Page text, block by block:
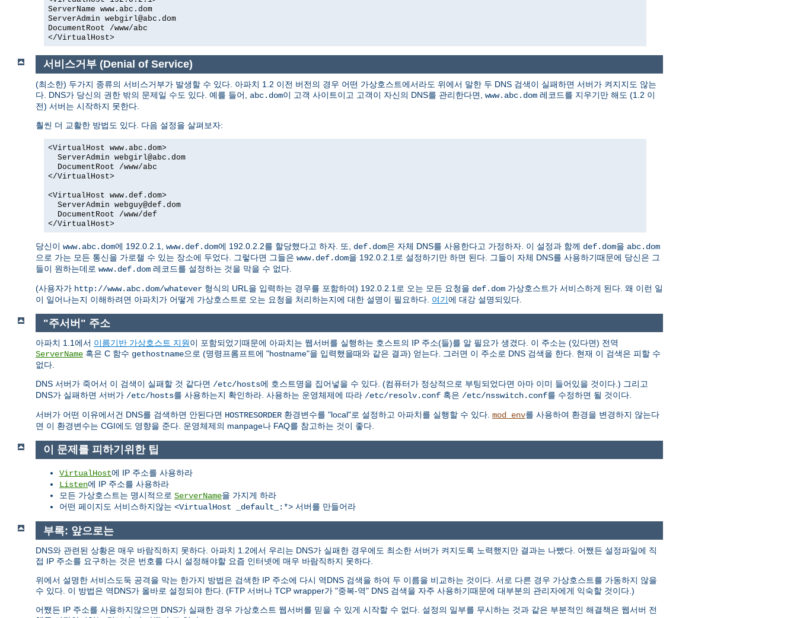
ServerName www.abc.dom
ServerAdmin webgirl@abc.dom
DocumentRoot /www/abc
</VirtualHost>
서비스거부 (Denial of Service)
(최소한) 두가지 종류의 서비스거부가 발생할 수 있다. 아파치 1.2 이전 버전의 경우 어떤 가상호스트에서라도 위에서 말한 두 DNS 검색이 실패하면 서버가 켜지지도 않는
다. DNS가 당신의 권한 밖의 문제일 수도 있다. 예를 들어, abc.dom이 고객 사이트이고 고객이 자신의 DNS를 관리한다면, www.abc.dom 레코드를 지우기만 해도 (1.2 이
전) 서버는 시작하지 못한다.
훨씬 더 교활한 방법도 있다. 다음 설정을 살펴보자:
<VirtualHost www.abc.dom>
ServerAdmin webgirl@abc.dom
DocumentRoot /www/abc
</VirtualHost>
<VirtualHost www.def.dom>
ServerAdmin webguy@def.dom
DocumentRoot /www/def
</VirtualHost>
당신이 www.abc.dom에 192.0.2.1, www.def.dom에 192.0.2.2를 할당했다고 하자. 또, def.dom은 자체 DNS를 사용한다고 가정하자. 이 설정과 함께 def.dom을 abc.dom
으로 가는 모든 통신을 가로챌 수 있는 장소에 두었다. 그렇다면 그들은 www.def.dom을 192.0.2.1로 설정하기만 하면 된다. 그들이 자체 DNS를 사용하기때문에 당신은 그
들이 원하는데로 www.def.dom 레코드를 설정하는 것을 막을 수 없다.
(사용자가 http://www.abc.dom/whatever 형식의 URL을 입력하는 경우를 포함하여) 192.0.2.1로 오는 모든 요청을 def.dom 가상호스트가 서비스하게 된다. 왜 이런 일
이 일어나는지 이해하려면 아파치가 어떻게 가상호스트로 오는 요청을 처리하는지에 대한 설명이 필요하다. 여기에 대강 설명되있다.
"주서버" 주소
아파치 1.1에서 이름기반 가상호스트 지원이 포함되었기때문에 아파치는 웹서버를 실행하는 호스트의 IP 주소(들)를 알 필요가 생겼다. 이 주소는 (있다면) 전역
ServerName 혹은 C 함수 gethostname으로 (명령프롬프트에 "hostname"을 입력했을때와 같은 결과) 얻는다. 그러면 이 주소로 DNS 검색을 한다. 현재 이 검색은 피할 수
없다.
DNS 서버가 죽어서 이 검색이 실패할 것 같다면 /etc/hosts에 호스트명을 집어넣을 수 있다. (컴퓨터가 정상적으로 부팅되었다면 아마 이미 들어있을 것이다.) 그리고
DNS가 실패하면 서버가 /etc/hosts를 사용하는지 확인하라. 사용하는 운영체제에 따라 /etc/resolv.conf 혹은 /etc/nsswitch.conf를 수정하면 될 것이다.
서버가 어떤 이유에서건 DNS를 검색하면 안된다면 HOSTRESORDER 환경변수를 "local"로 설정하고 아파치를 실행할 수 있다. mod_env를 사용하여 환경을 변경하지 않는다
면 이 환경변수는 CGI에도 영향을 준다. 운영체제의 manpage나 FAQ를 참고하는 것이 좋다.
이 문제를 피하기위한 팁
VirtualHost에 IP 주소를 사용하라
Listen에 IP 주소를 사용하라
모든 가상호스트는 명시적으로 ServerName을 가지게 하라
어떤 페이지도 서비스하지않는 <VirtualHost _default_:*> 서버를 만들어라
부록: 앞으로는
DNS와 관련된 상황은 매우 바람직하지 못하다. 아파치 1.2에서 우리는 DNS가 실패한 경우에도 최소한 서버가 켜지도록 노력했지만 결과는 나빴다. 어쨌든 설정파일에 직
접 IP 주소를 요구하는 것은 번호를 다시 설정해야할 요즘 인터넷에 매우 바람직하지 못하다.
위에서 설명한 서비스도둑 공격을 막는 한가지 방법은 검색한 IP 주소에 다시 역DNS 검색을 하여 두 이름을 비교하는 것이다. 서로 다른 경우 가상호스트를 가동하지 않을
수 있다. 이 방법은 역DNS가 올바로 설정되야 한다. (FTP 서버나 TCP wrapper가 "중복-역" DNS 검색을 자주 사용하기때문에 대부분의 관리자에게 익숙할 것이다.)
어쨌든 IP 주소를 사용하지않으면 DNS가 실패한 경우 가상호스트 웹서버를 믿을 수 있게 시작할 수 없다. 설정의 일부를 무시하는 것과 같은 부분적인 해결책은 웹서버 전